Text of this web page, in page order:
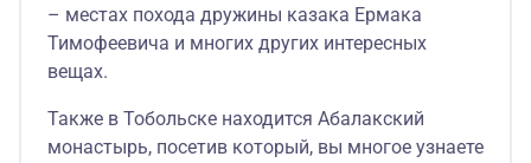
– местах похода дружины казака Ермака
Тимофеевича и многих других интересных
вещах.
Также в Тобольске находится Абалакский
монастырь, посетив который, вы многое узнаете